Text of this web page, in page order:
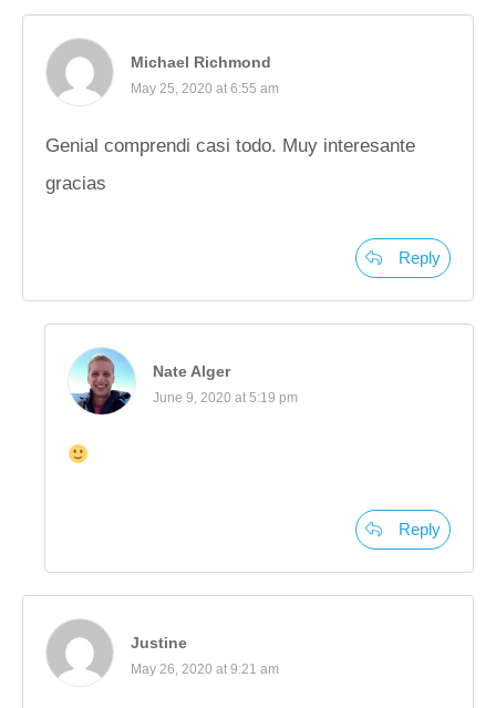
Michael Richmond
May 25, 2020 at 6:55 am
Genial comprendi casi todo. Muy interesante
gracias
Reply
Nate Alger
June 9, 2020 at 5:19 pm
Reply
Justine
May 26, 2020 at 9:21 am